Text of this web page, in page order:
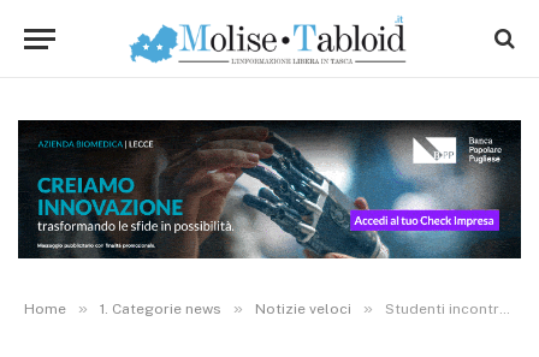
Home » 1. Categorie news » Notizie veloci » Studenti incontrano l’Ordine degli Psicologi